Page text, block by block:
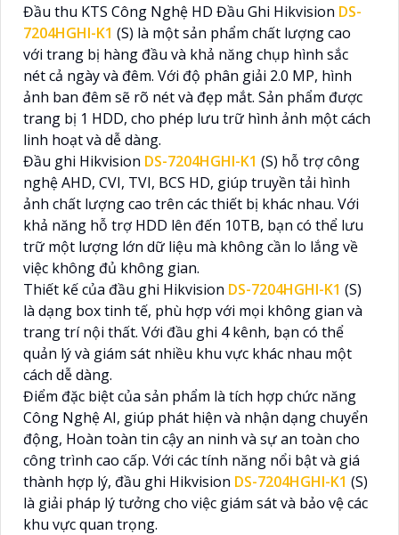
Đầu thu KTS Công Nghệ HD Đầu Ghi Hikvision DS-
7204HGHI-K1 (S) là một sản phẩm chất lượng cao
với trang bị hàng đầu và khả năng chụp hình sắc
nét cả ngày và đêm. Với độ phân giải 2.0 MP, hình
ảnh ban đêm sẽ rõ nét và đẹp mắt. Sản phẩm được
trang bị 1 HDD, cho phép lưu trữ hình ảnh một cách
linh hoạt và dễ dàng.
Đầu ghi Hikvision DS-7204HGHI-K1 (S) hỗ trợ công
nghệ AHD, CVI, TVI, BCS HD, giúp truyền tải hình
ảnh chất lượng cao trên các thiết bị khác nhau. Với
khả năng hỗ trợ HDD lên đến 10TB, bạn có thể lưu
trữ một lượng lớn dữ liệu mà không cần lo lắng về
việc không đủ không gian.
Thiết kế của đầu ghi Hikvision DS-7204HGHI-K1 (S)
là dạng box tinh tế, phù hợp với mọi không gian và
trang trí nội thất. Với đầu ghi 4 kênh, bạn có thể
quản lý và giám sát nhiều khu vực khác nhau một
cách dễ dàng.
Điểm đặc biệt của sản phẩm là tích hợp chức năng
Công Nghệ AI, giúp phát hiện và nhận dạng chuyển
động, Hoàn toàn tin cậy an ninh và sự an toàn cho
công trình cao cấp. Với các tính năng nổi bật và giá
thành hợp lý, đầu ghi Hikvision DS-7204HGHI-K1 (S)
là giải pháp lý tưởng cho việc giám sát và bảo vệ các
khu vực quan trọng.